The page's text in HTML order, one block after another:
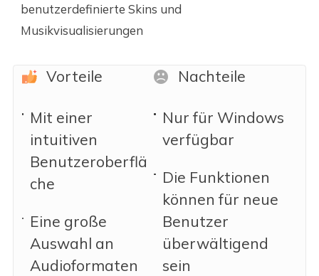
benutzerdefinierte Skins und
Musikvisualisierungen
Vorteile
Mit einer
intuitiven
Benutzeroberflä
che
Eine große
Auswahl an
Audioformaten
Nachteile
Nur für Windows
verfügbar
Die Funktionen
können für neue
Benutzer
überwältigend
sein